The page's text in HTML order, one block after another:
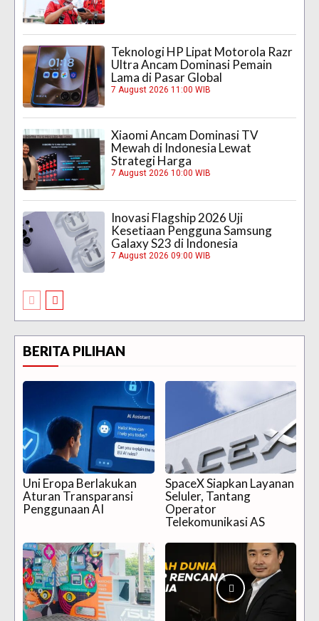
Teknologi HP Lipat Motorola Razr
Ultra Ancam Dominasi Pemain
Lama di Pasar Global
7 August 2026 11:00 WIB
Xiaomi Ancam Dominasi TV
Mewah di Indonesia Lewat
Strategi Harga
7 August 2026 10:00 WIB
Inovasi Flagship 2026 Uji
Kesetiaan Pengguna Samsung
Galaxy S23 di Indonesia
7 August 2026 09:00 WIB
BERITA PILIHAN
Uni Eropa Berlakukan
Aturan Transparansi
Penggunaan AI
SpaceX Siapkan Layanan
Seluler, Tantang
Operator
Telekomunikasi AS